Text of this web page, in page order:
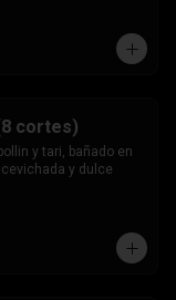
cortes)
y tari, bañado en
y dulce